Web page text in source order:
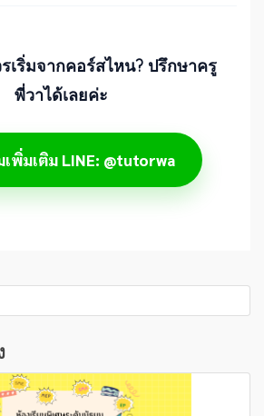
เริ่มจากคอร์สไหน? ปรึกษาครู
พี่วาได้เลยค่ะ
พิ่มเติม LINE: @tutorwa